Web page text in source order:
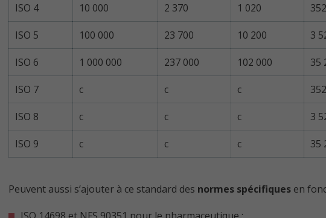
ISO 4 10 000 2 370 1 020 352
ISO 5 100 000 23 700 10 200 3
ISO 6 1 000 000 237 000 102 000 35
ISO 7 c c c
ISO 8 c c c 3
ISO 9 c c c 35
Peuvent aussi s’ajouter à ce standard des normes spécifiques en
ISO 14698 et NFS 90351 pour le pharmaceutique ;